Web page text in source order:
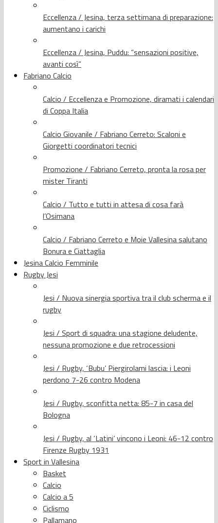
Eccellenza / Jesina, terza settimana di preparazione:
aumentano i carichi
Eccellenza / Jesina, Puddu: “sensazioni positive,
avanti così”
Fabriano Calcio
Calcio / Eccellenza e Promozione, diramati i calendari
di Coppa Italia
Calcio Giovanile / Fabriano Cerreto: Scaloni e
Giorgetti coordinatori tecnici
Promozione / Fabriano Cerreto, pronta la rosa per
mister Tiranti
Calcio / Tutto e tutti in attesa di cosa farà
l’Osimana
Calcio / Fabriano Cerreto e Moie Vallesina salutano
Bonura e Ciattaglia
Jesina Calcio Femminile
Rugby Jesi
Jesi / Nuova sinergia sportiva tra il club scherma e il
rugby
Jesi / Sport di squadra: una stagione deludente,
nessuna promozione e due retrocessioni
Jesi / Rugby, ‘Bubu’ Piergirolami lascia: i Leoni
perdono 7-26 contro Modena
Jesi / Rugby, sconfitta netta: 85-7 in casa del
Bologna
Jesi / Rugby, al ‘Latini’ vincono i Leoni: 46-12 contro
Firenze Rugby 1931
Sport in Vallesina
Basket
Calcio
Calcio a 5
Ciclismo
Pallamano